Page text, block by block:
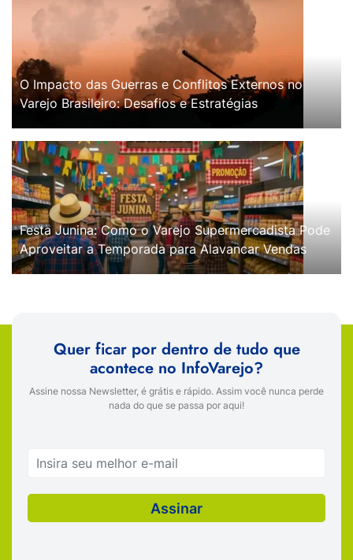
O Impacto das Guerras e Conflitos Externos no
Varejo Brasileiro: Desafios e Estratégias
Festa Junina: Como o Varejo Supermercadista Pode
Aproveitar a Temporada para Alavancar Vendas
Quer ficar por dentro de tudo que
acontece no InfoVarejo?
Assine nossa Newsletter, é grátis e rápido. Assim você nunca perde
nada do que se passa por aqui!